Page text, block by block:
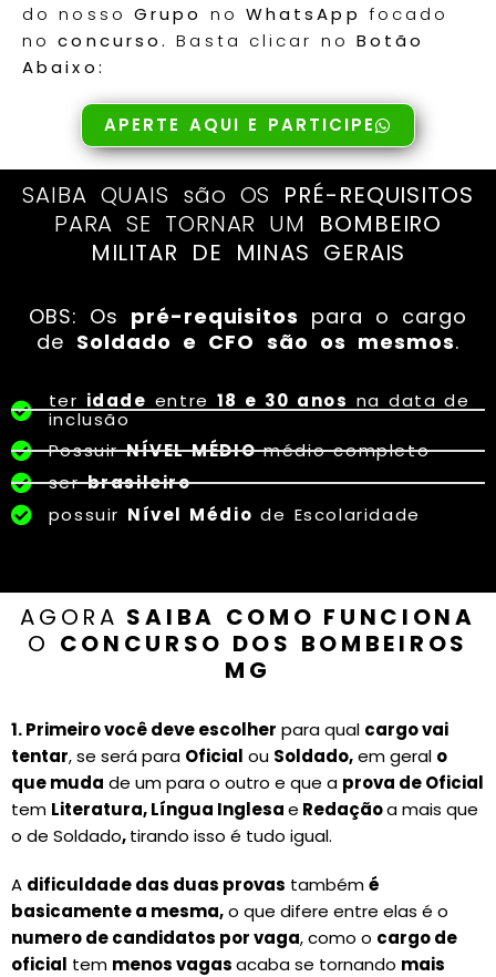
do nosso Grupo no WhatsApp focado
no concurso.Basta clicar no Botão
Abaixo:
APERTE AQUI E PARTICIPE
SAIBA QUAIS são OS PRÉ-REQUISITOS
PARA SE TORNAR UM BOMBEIRO
MILITAR DE MINAS GERAIS
OBS: Os pré-requisitos para o cargo
de Soldado e CFO são os mesmos.
ter idade entre 18 e 30 anos na data de
inclusão
PossuirNÍVEL MÉDIOmédio completo
serbrasileiro
possuir Nível Médio de Escolaridade
AGORA SAIBA COMO FUNCIONA
O CONCURSO DOS BOMBEIROS
MG
1.Primeiro você deve escolher para qual cargo vai
tentar, se será para Oficial ou Soldado,em geral o
que muda de um para o outro e que a prova de Oficial
tem Literatura, Língua Inglesae Redaçãoa mais que
o de Soldado,tirando isso é tudo igual.
A dificuldade das duas provas tambémé
basicamente a mesma,o que difere entre elas é o
numero de candidatos por vaga, como o cargo de
oficial tem menos vagasacaba se tornando mais